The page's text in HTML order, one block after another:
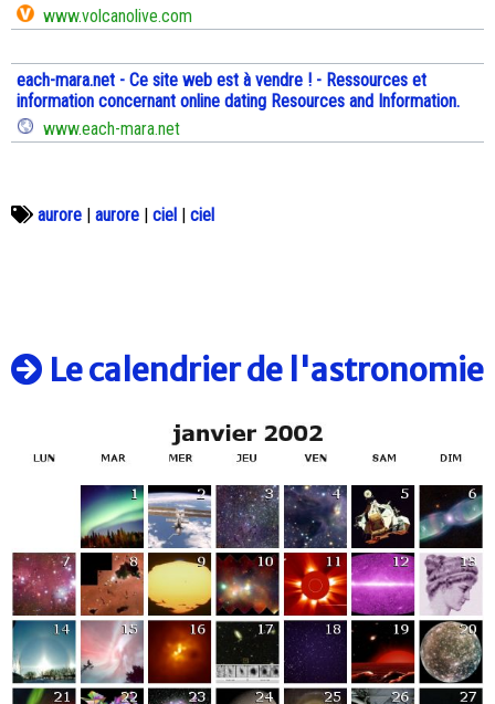
www.volcanolive.com
each-mara.net - Ce site web est à vendre ! - Ressources et
information concernant online dating Resources and Information.
www.each-mara.net
aurore | aurore | ciel | ciel
Le calendrier de l'astronomie